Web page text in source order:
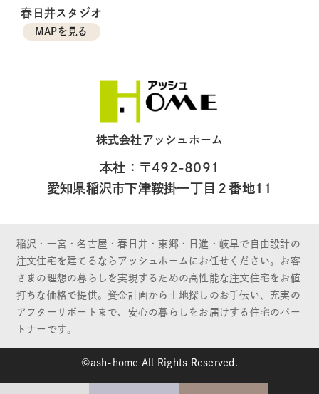
春日井スタジオ
MAPを見る
株式会社アッシュホーム
本社：〒492-8091
愛知県稲沢市下津鞍掛一丁目２番地11
稲沢・一宮・名古屋・春日井・東郷・日進・岐阜で自由設計の
注文住宅を建てるならアッシュホームにお任せください。お客
さまの理想の暮らしを実現するための高性能な注文住宅をお値
打ちな価格で提供。資金計画から土地探しのお手伝い、充実の
アフターサポートまで、安心の暮らしをお届けする住宅のパー
トナーです。
©ash-home All Rights Reserved.